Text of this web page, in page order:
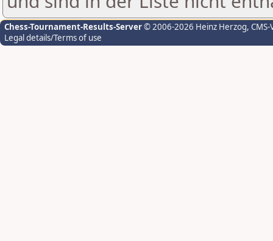
Chess-Tournament-Results-Server© 2006-2026 Heinz Herzog,
Legal details/Terms of use